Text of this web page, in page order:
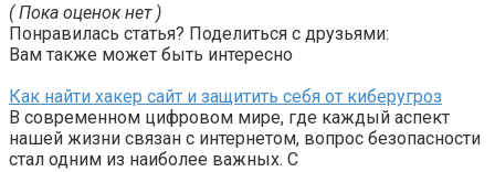
( Пока оценок нет )
Понравилась статья? Поделиться с друзьями:
Вам также может быть интересно
Как найти хакер сайт и защитить себя от киберугроз
В современном цифровом мире, где каждый аспект
нашей жизни связан с интернетом, вопрос безопасности
стал одним из наиболее важных. С